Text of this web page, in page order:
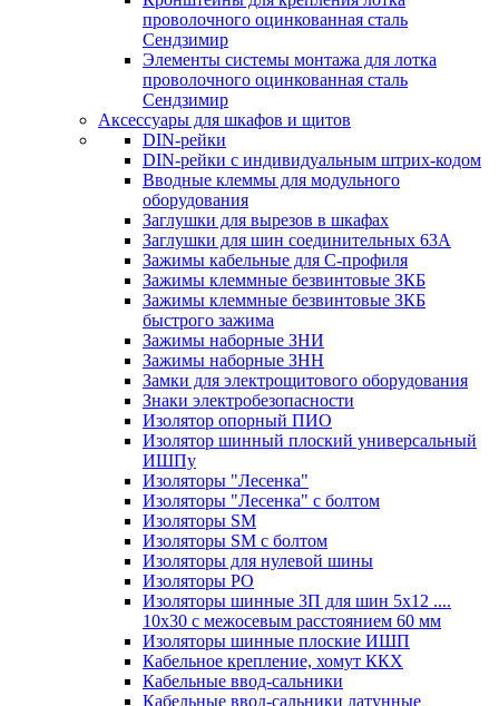
проволочного оцинкованная сталь
Сендзимир
Элементы системы монтажа для лотка
проволочного оцинкованная сталь
Сендзимир
Аксессуары для шкафов и щитов
DIN-рейки
DIN-рейки с индивидуальным штрих-кодом
Вводные клеммы для модульного
оборудования
Заглушки для вырезов в шкафах
Заглушки для шин соединительных 63А
Зажимы кабельные для С-профиля
Зажимы клеммные безвинтовые ЗКБ
Зажимы клеммные безвинтовые ЗКБ
быстрого зажима
Зажимы наборные ЗНИ
Зажимы наборные ЗНН
Замки для электрощитового оборудования
Знаки электробезопасности
Изолятор опорный ПИО
Изолятор шинный плоский универсальный
ИШПу
Изоляторы "Лесенка"
Изоляторы "Лесенка" с болтом
Изоляторы SM
Изоляторы SM c болтом
Изоляторы для нулевой шины
Изоляторы РО
Изоляторы шинные 3П для шин 5х12 ....
10х30 с межосевым расстоянием 60 мм
Изоляторы шинные плоские ИШП
Кабельное крепление, хомут ККХ
Кабельные ввод-сальники
Кабельные ввод-сальники латунные